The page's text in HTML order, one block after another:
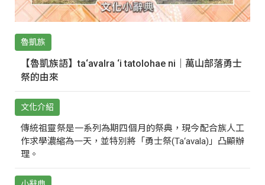
魯凱族
【魯凱族語】ta‘avalra ‘i tatolohae ni｜萬山部落勇士
祭的由來
文化介紹
傳統祖靈祭是一系列為期四個月的祭典，現今配合族人工
作求學濃縮為一天，並特別將「勇士祭(Ta‘avala)」凸顯辦
理。